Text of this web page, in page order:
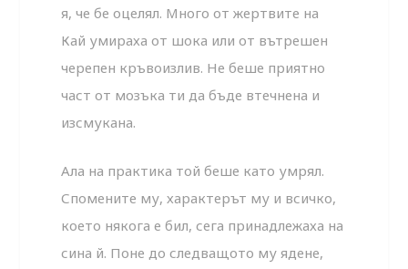
я, че бе оцелял. Много от жертвите на
Кай умираха от шока или от вътрешен
черепен кръвоизлив. Не беше приятно
част от мозъка ти да бъде втечнена и
изсмукана.
Ала на практика той беше като умрял.
Спомените му, характерът му и всичко,
което някога е бил, сега принадлежаха на
сина й. Поне до следващото му ядене,